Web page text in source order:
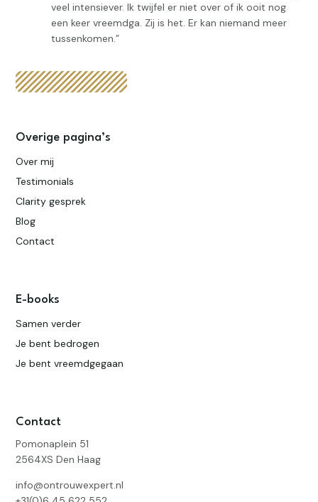
veel intensiever. Ik twijfel er niet over of ik ooit nog
een keer vreemdga. Zij is het. Er kan niemand meer
tussenkomen.”
Overige pagina’s
Over mij
Testimonials
Clarity gesprek
Blog
Contact
E-books
Samen verder
Je bent bedrogen
Je bent vreemdgegaan
Contact
Pomonaplein 51
2564XS Den Haag
info@ontrouwexpert.nl